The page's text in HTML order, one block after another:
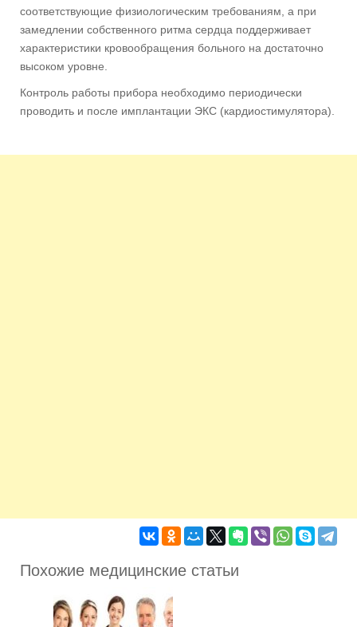
соответствующие физиологическим требованиям, а при
замедлении собственного ритма сердца поддерживает
характеристики кровообращения больного на достаточно
высоком уровне.
Контроль работы прибора необходимо периодически
проводить и после имплантации ЭКС (кардиостимулятора).
Похожие медицинские статьи